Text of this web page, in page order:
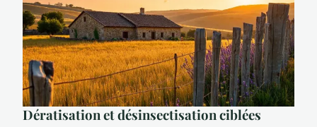
Dératisation et désinsectisation ciblées